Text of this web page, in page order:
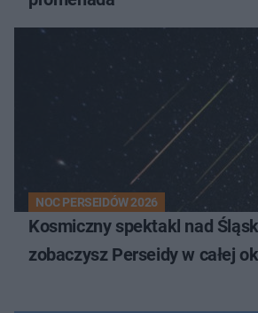
NOC PERSEIDÓW 2026
Kosmiczny spektakl nad
zobaczysz Perseidy w całej